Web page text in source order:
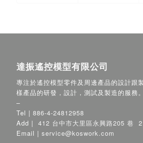
達振遙控模型有限公司
專注於遙控模型零件及周邊產品的設計跟
樣產品的研發，設計，測試及製造的服務。
–
Tel | 886-4-24812958
Add |
412 台中市大里區永興路205 巷
Email | service@koswork.com